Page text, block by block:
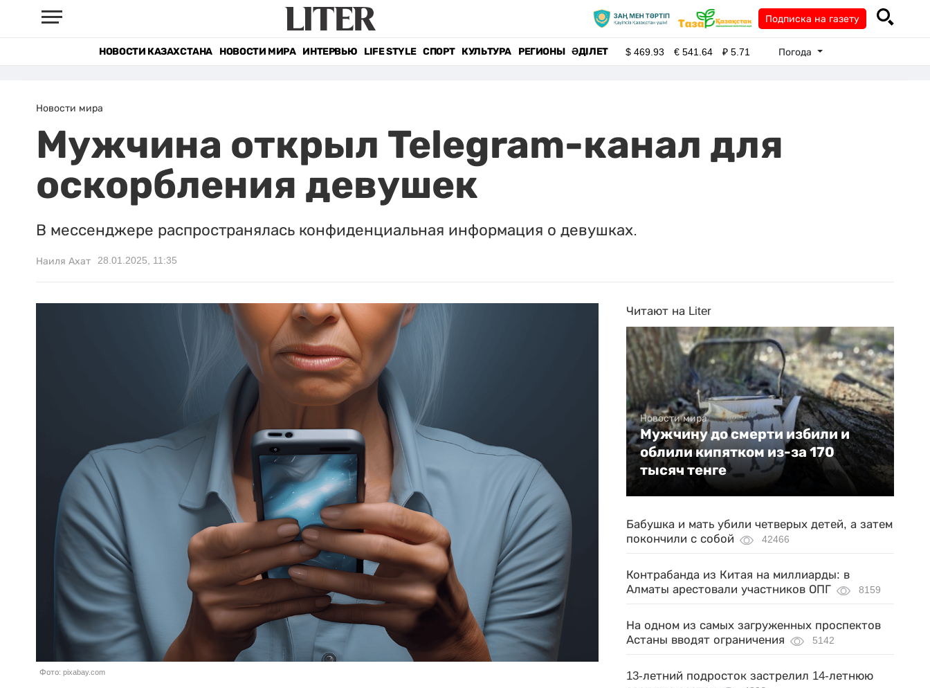
Подписка на газету
НОВОСТИ КАЗАХСТАНА НОВОСТИ МИРА ИНТЕРВЬЮ LIFE STYLE СПОРТ КУЛЬТУРА РЕГИОНЫ ӘДІЛЕТ $469.93 €541.64 ₽5.71 Погода
Новости мира
Мужчина открыл Telegram-канал для
оскорбления девушек
В мессенджере распространялась конфиденциальная информация о девушках.
Наиля Ахат 28.01.2025, 11:35
Фото: pixabay.com
Читают на Liter
Новости мира
Мужчину до смерти избили и
облили кипятком из-за 170
тысяч тенге
Бабушка и мать убили четверых детей, а затем
покончили с собой
42466
Контрабанда из Китая на миллиарды: в
Алматы арестовали участников ОПГ
8159
На одном из самых загруженных проспектов
Астаны вводят ограничения
5142
13-летний подросток застрелил 14-летнюю